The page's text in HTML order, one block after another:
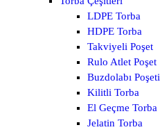
LDPE Torba
HDPE Torba
Takviyeli Poşet
Rulo Atlet Poşet
Buzdolabı Poşeti
Kilitli Torba
El Geçme Torba
Jelatin Torba